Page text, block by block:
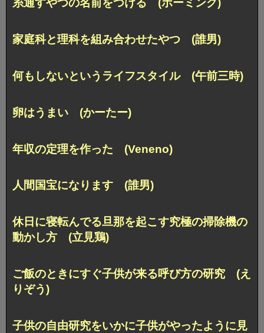
糸通すやつの名前をつける (ホーミング)
家庭科と理科を組み合わせたやつ (誰男)
何もしないというライフスタイル (午前三時)
卵はうまい (かーたー)
年収の定理を作った (Veneno)
人間国宝になります (誰男)
休日に寝転んでる旦那を起こす究極の掃除機の
動かし方 (立見鶏)
ご飯のときにすぐ子供が来る呼び方の研究 (え
りぞう)
子供の自由研究をいかに子供がやったように見